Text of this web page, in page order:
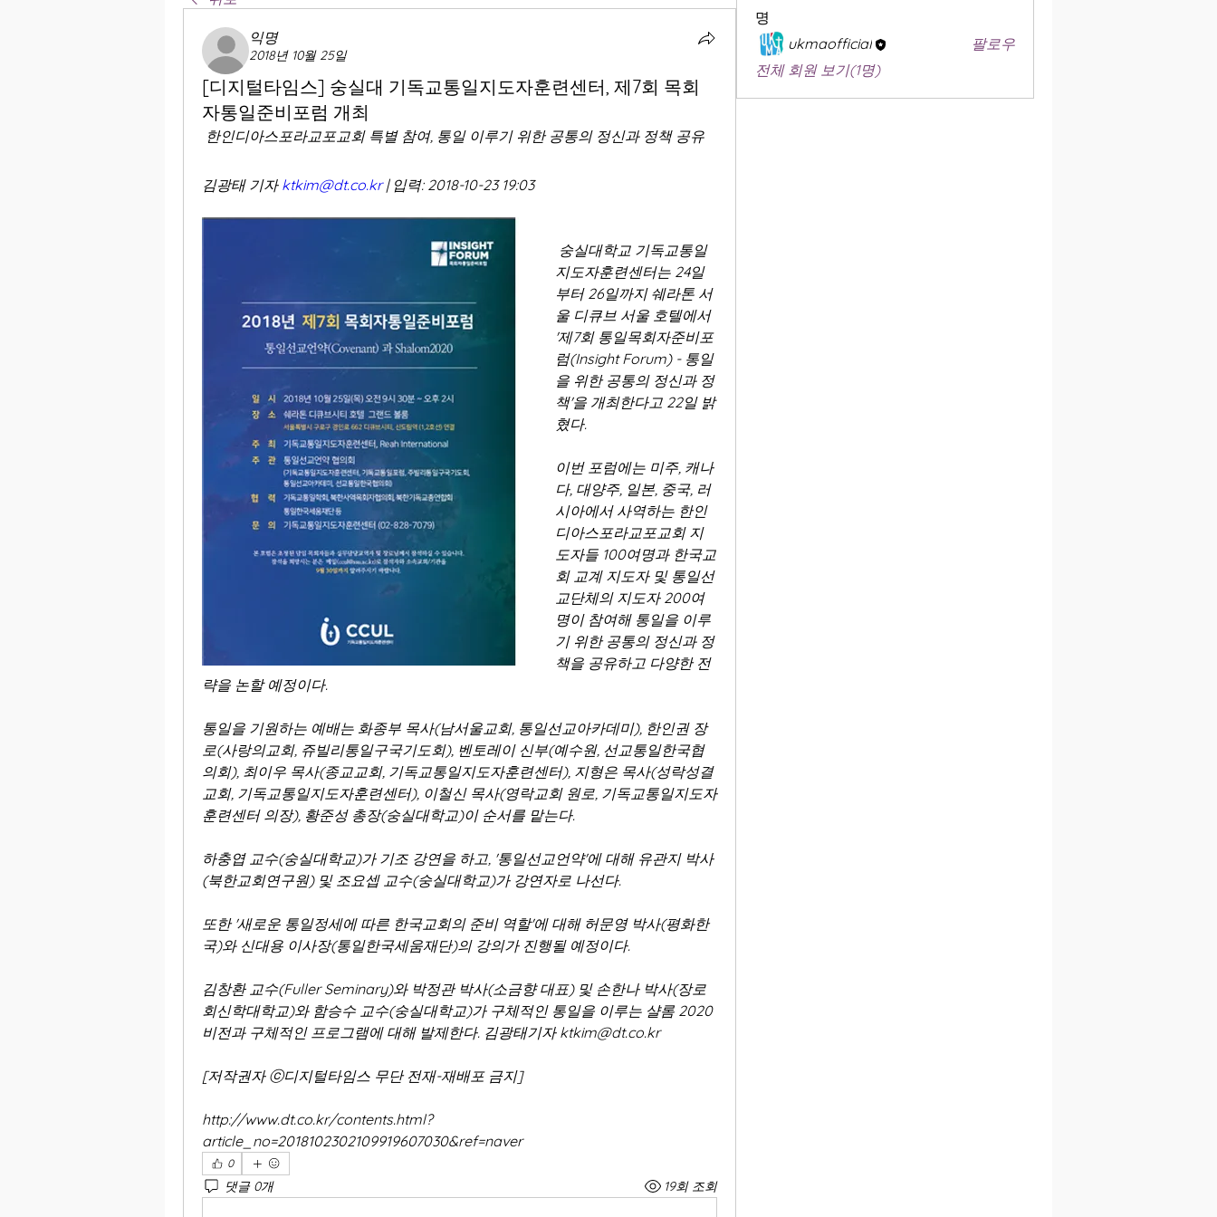
익명
2018년 10월 25일
[디지털타임스] 숭실대 기독교통일지도자훈련센터, 제7회 목회
자통일준비포럼 개최
한인디아스포라교포교회 특별 참여, 통일 이루기 위한 공통의 정신과 정책 공유
김광태 기자 ktkim@dt.co.kr | 입력: 2018-10-23 19:03
지도자훈련센터는 24일
부터 26일까지 쉐라톤 서
울 디큐브 서울 호텔에서
'제7회 통일목회자준비포
럼(Insight Forum) - 통일
을 위한 공통의 정신과 정
책'을 개최한다고 22일 밝
혔다.
이번 포럼에는 미주, 캐나
다, 대양주, 일본, 중국, 러
시아에서 사역하는 한인
디아스포라교포교회 지
도자들 100여명과 한국교
회 교계 지도자 및 통일선
교단체의 지도자 200여
명이 참여해 통일을 이루
기 위한 공통의 정신과 정
책을 공유하고 다양한 전
략을 논할 예정이다.
통일을 기원하는 예배는 화종부 목사(남서울교회, 통일선교아카데미), 한인권 장
로(사랑의교회, 쥬빌리통일구국기도회), 벤토레이 신부(예수원, 선교통일한국협
의회), 최이우 목사(종교교회, 기독교통일지도자훈련센터), 지형은 목사(성락성결
교회, 기독교통일지도자훈련센터), 이철신 목사(영락교회 원로, 기독교통일지도자
훈련센터 의장), 황준성 총장(숭실대학교)이 순서를 맡는다.
하충엽 교수(숭실대학교)가 기조 강연을 하고, '통일선교언약'에 대해 유관지 박사
(북한교회연구원) 및 조요셉 교수(숭실대학교)가 강연자로 나선다.
또한 '새로운 통일정세에 따른 한국교회의 준비 역할'에 대해 허문영 박사(평화한
국)와 신대용 이사장(통일한국세움재단)의 강의가 진행될 예정이다.
김창환 교수(Fuller Seminary)와 박정관 박사(소금향 대표) 및 손한나 박사(장로
회신학대학교)와 함승수 교수(숭실대학교)가 구체적인 통일을 이루는 샬롬 2020
비전과 구체적인 프로그램에 대해 발제한다. 김광태기자 ktkim@dt.co.kr
[저작권자 ⓒ디지털타임스 무단 전재-재배포 금지]
http://www.dt.co.kr/contents.html?
article_no=2018102302109919607030&ref=naver
0
댓글 0개 19회 조회
명
ukmaofficial
팔로우
전체 회원 보기(1명)